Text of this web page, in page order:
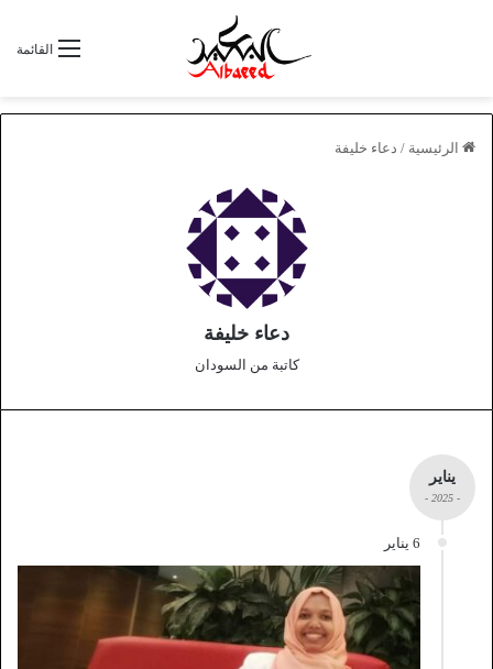
القائمة
الرئيسية / دعاء خليفة
دعاء خليفة
كاتبة من السودان
يناير
- 2025 -
6 يناير